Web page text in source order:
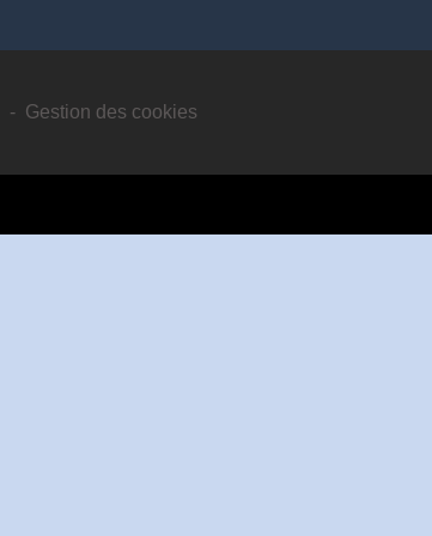
- Gestion des cookies